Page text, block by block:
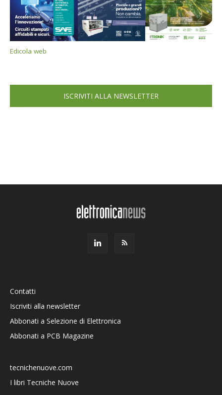
Edicola web
ISCRIVITI ALLA NEWSLETTER
Contatti
Iscriviti alla newsletter
Abbonati a Selezione di Elettronica
Abbonati a PCB Magazine
tecnichenuove.com
I libri Tecniche Nuove